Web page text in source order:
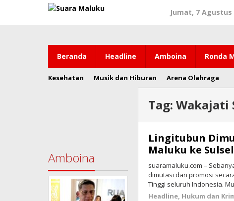
konten
Jumat, 7 Agustus
Beranda Headline Amboina Ronda
Kesehatan Musik dan Hiburan Arena Olahraga
Amboina
Tag:Wakajati
Lingitubun
Maluku ke
suaramaluku.com –
dimutasi dan promosi
Tinggi seluruh Indonesia.
Headline, Hukum dan